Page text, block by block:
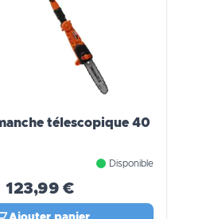
télescopique 40
Disponible
123,99 €